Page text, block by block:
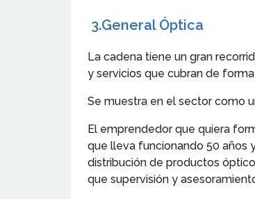
3.General Óptica
La cadena tiene un gran
y servicios que cubran de
Se muestra en el sector como
El emprendedor que quiera
que lleva funcionando 50 años
distribución de productos
que supervisión y